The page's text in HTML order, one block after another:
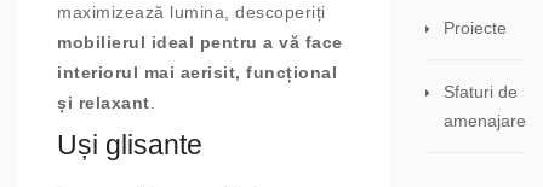
maximizează lumina, descoperiți
mobilierul ideal pentru a vă face
interiorul mai aerisit, funcțional
și relaxant
Uși glisante
Proiecte
Sfaturi de
amenajare